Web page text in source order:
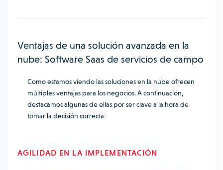
Ventajas de una solución avanzada en la
nube: Software Saas de servicios de campo
Como estamos viendo las soluciones en la nube ofrecen
múltiples ventajas para los negocios. A continuación,
destacamos algunas de ellas por ser clave a la hora de
tomar la decisión correcta:
AGILIDAD EN LA IMPLEMENTACIÓN